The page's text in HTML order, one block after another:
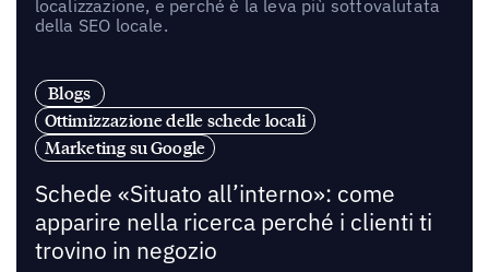
localizzazione, e perché è la leva più sottovalutata
della SEO locale.
Blogs
Ottimizzazione delle schede locali
Marketing su Google
Schede «Situato all’interno»: come
apparire nella ricerca perché i clienti ti
trovino in negozio